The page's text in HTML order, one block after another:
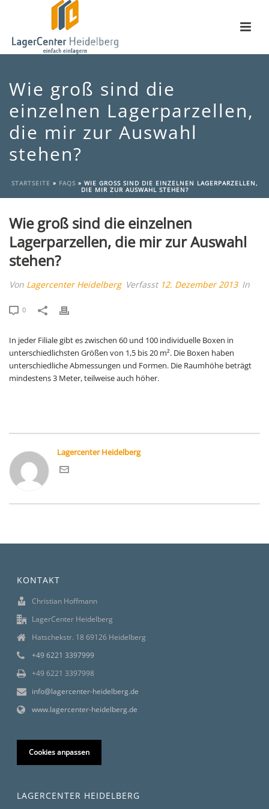
Wie groß sind die
einzelnen Lagerparzellen,
die mir zur Auswahl
stehen?
STARTSEITE » FAQS» WIE GROSS SIND DIE EINZELNEN LAGERPARZELLEN,
DIE MIR ZUR AUSWAHL STEHEN?
Wie groß sind die einzelnen
Lagerparzellen, die mir zur Auswahl
stehen?
Von Lagercenter Heidelberg Verfasst 12. Dezember 2013 In
0
In jeder Filiale gibt es zwischen 60 und 100 individuelle Boxen in
unterschiedlichsten Größen von 1,5 bis 20 m². Die Boxen haben
unterschiedliche Abmessungen und Formen. Die Raumhöhe beträgt
mindestens 3 Meter, teilweise auch höher.
Lagercenter Heidelberg
KONTAKT
Christian Hoffmann
LagerCenter Heidelberg
Hatschekstr. 18 69126 Heidelberg
+49 6221 3397999
+49 6221 3397998
info@lagercenter-heidelberg.de
www.lagercenter-heidelberg.de
Cookies anpassen
LAGERCENTER HEIDELBERG